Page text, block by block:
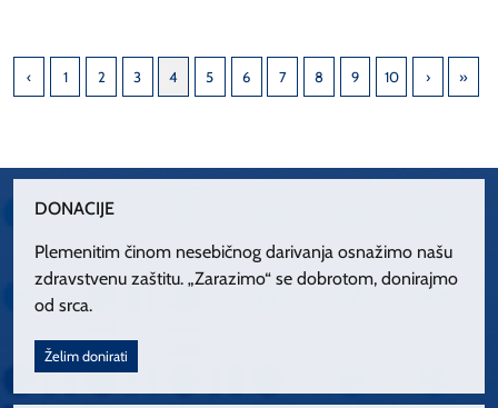
1 2 3 4 5 6 7 8 9 10
DONACIJE
Plemenitim činom nesebičnog darivanja osnažimo našu
zdravstvenu zaštitu. „Zarazimo“ se dobrotom, donirajmo
od srca.
Želim donirati